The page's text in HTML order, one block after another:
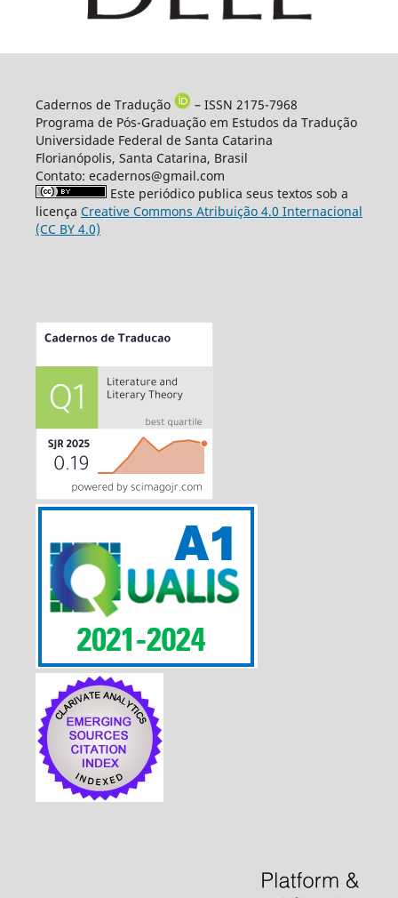
Cadernos de Tradução
– ISSN 2175-7968
Programa de Pós-Graduação em Estudos da Tradução
Universidade Federal de Santa Catarina
Florianópolis, Santa Catarina, Brasil
Contato: ecadernos@gmail.com
Este periódico publica seus textos sob a
licença Creative Commons Atribuição 4.0 Internacional
(CC BY 4.0)